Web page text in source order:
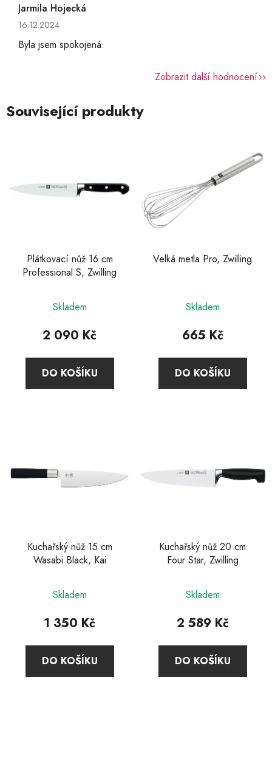
Jarmila Hojecká
Hodnocení obchodu je 5 z 5 hvězdiček.
16.12.2024
Byla jsem spokojená.
Zobrazit další hodnocení
Související produkty
Plátkovací nůž 16 cm
Professional S, Zwilling
hodnocení
produktu
5,0
z
Skladem
2 090 Kč
DO KOŠÍKU
Velká metla Pro, Zwilling
Skladem
665 Kč
DO KOŠÍKU
Kuchařský nůž 15 cm
Wasabi Black, Kai
hodnocení
produktu
5,0
z
Skladem
1 350 Kč
DO KOŠÍKU
Kuchařský nůž 20 cm
Four Star, Zwilling
hodnocení
produktu
5,0
z
Skladem
2 589 Kč
DO KOŠÍKU